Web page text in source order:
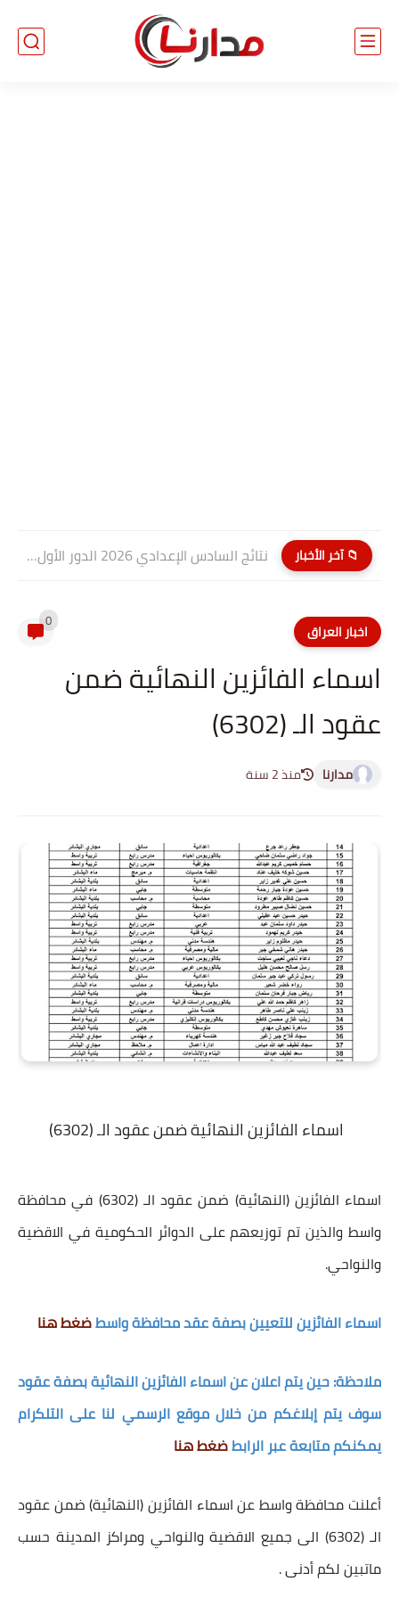
📁 آخر الأخبار نتائج السادس الإعدادي 2026 الدور الأول PDF كربلاء المقدسة| موقع...
اخبار العراق 0
اسماء الفائزين النهائية ضمن
عقود الـ (6302)
مدارنا منذ 2 سنة
اسماء الفائزين النهائية ضمن عقود الـ (6302)
اسماء الفائزين (النهائية) ضمن عقود الـ (6302) في محافظة
واسط والذين تم توزيعهم على الدوائر الحكومية في الاقضية
والنواحي.
اسماء الفائزين للتعيين بصفة عقد محافظة واسطضغط هنا
ملاحظة: حين يتم اعلان عن اسماء الفائزين النهائية بصفة عقود
سوف يتم إبلاغكم من خلال موقع الرسمي لنا على التلكرام
يمكنكم متابعة عبر الرابطضغط هنا
أعلنت محافظة واسط عن اسماء الفائزين (النهائية) ضمن عقود
الـ (6302) الى جميع الاقضية والنواحي ومراكز المدينة حسب
ماتبين لكم أدنى .